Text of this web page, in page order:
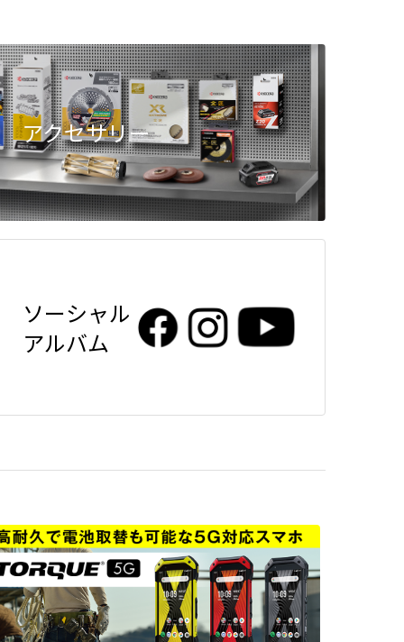
アクセサリー
ソーシャル
アルバム